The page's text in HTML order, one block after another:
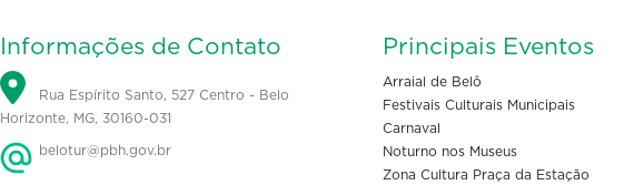
Informações de Contato
Rua Espírito Santo, 527 Centro - Belo
Horizonte, MG, 30160-031
belotur@pbh.gov.br
Principais Eventos
Arraial de Belô
Festivais Culturais Municipais
Carnaval
Noturno nos Museus
Zona Cultura Praça da Estação